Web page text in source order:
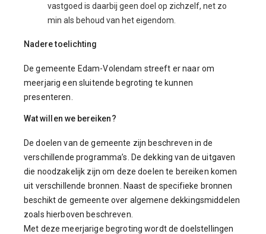
vastgoed is daarbij geen doel op zichzelf, net zo
min als behoud van het eigendom.
Nadere toelichting
De gemeente Edam-Volendam streeft er naar om
meerjarig een sluitende begroting te kunnen
presenteren.
Wat willen we bereiken?
De doelen van de gemeente zijn beschreven in de
verschillende programma’s. De dekking van de uitgaven
die noodzakelijk zijn om deze doelen te bereiken komen
uit verschillende bronnen. Naast de specifieke bronnen
beschikt de gemeente over algemene dekkingsmiddelen
zoals hierboven beschreven.
Met deze meerjarige begroting wordt de doelstellingen